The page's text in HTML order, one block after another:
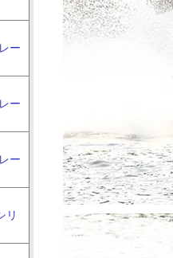
ー
ー
ー
リ